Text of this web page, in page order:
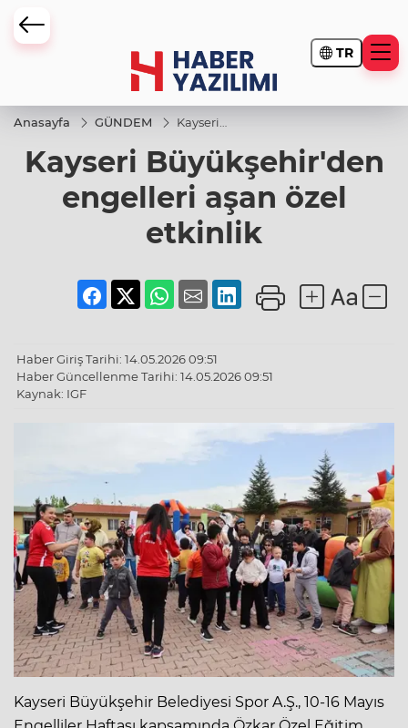
TR
Anasayfa GÜNDEM
Kayseri
engelleri aşan
özel etkinlik
Kayseri Büyükşehir'den
engelleri aşan özel
etkinlik
Haber Giriş Tarihi: 14.05.2026 09:51
Haber Güncellenme Tarihi: 14.05.2026 09:51
Kaynak: IGF
Kayseri Büyükşehir Belediyesi Spor A.Ş., 10-16 Mayıs